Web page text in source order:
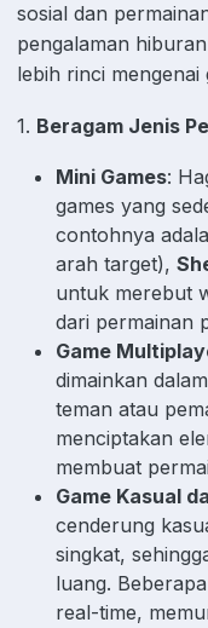
sosial dan
pengalaman
lebih rinci mengenai
1. Beragam Jenis
Mini Games:
games yang
contohnya
arah target),
untuk merebut
dari permainan
Game
dimainkan
teman atau
menciptakan
membuat
Game Kasual
cenderung
singkat,
luang.
real-time,